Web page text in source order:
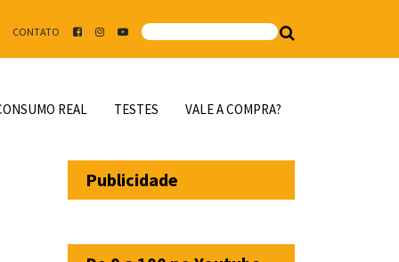
CONTATO
REAL TESTES VALE A COMPRA?
Publicidade